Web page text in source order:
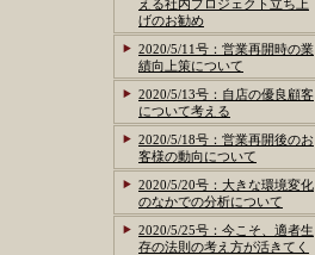
える社内プロジェクト立ち上
げのお勧め
2020/5/11号：営業再開時の業
績向上策について
2020/5/13号：自店の優良顧客
について考える
2020/5/18号：営業再開後のお
客様の動向について
2020/5/20号：大きな環境変化
のなかでの分析について
2020/5/25号：今こそ、適者生
存の法則の考え方が活きてく